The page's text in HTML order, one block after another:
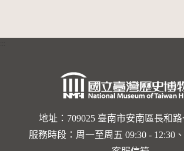
地址：709025 臺南市安南區長和
服務時段：周一至周五 09:30 - 12:30